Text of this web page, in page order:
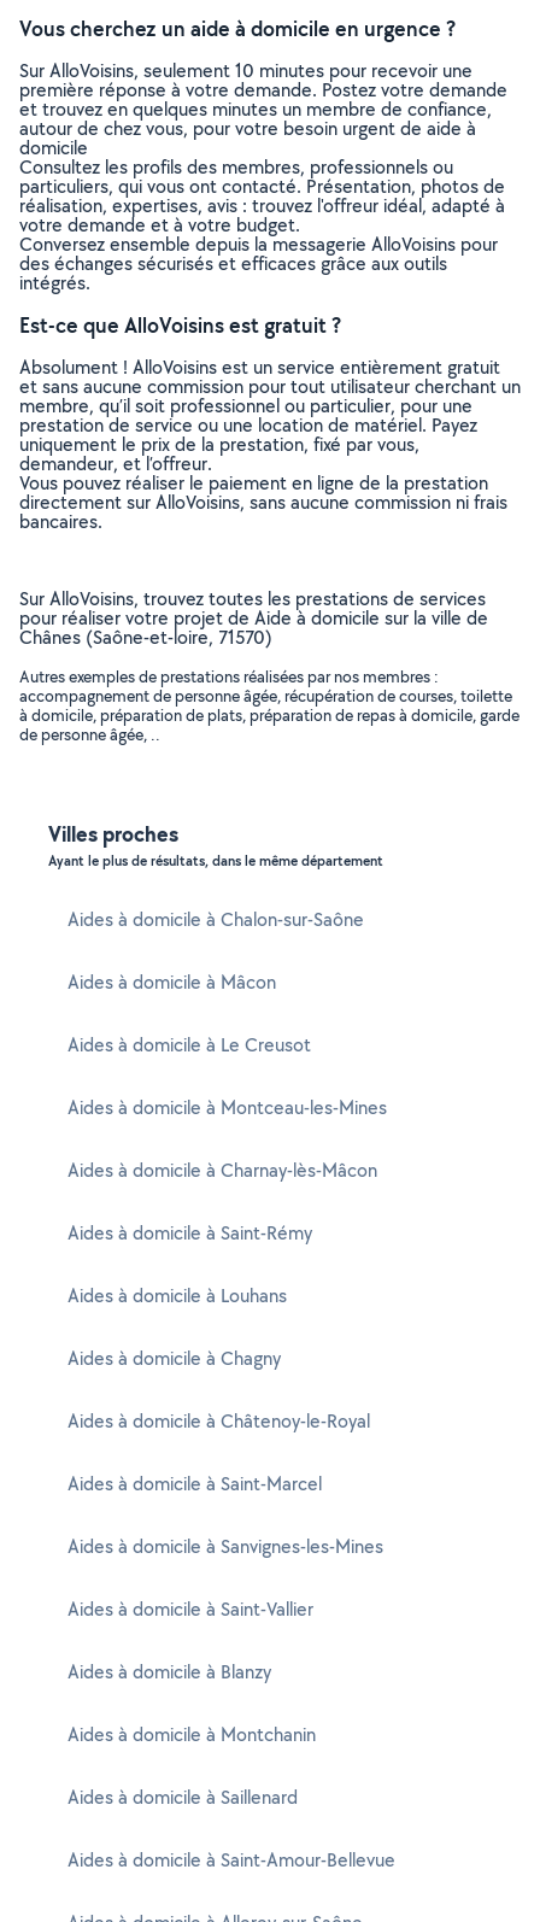
Vous cherchez un aide à domicile en urgence ?
Sur AlloVoisins, seulement 10 minutes pour recevoir une
première réponse à votre demande. Postez votre demande
et trouvez en quelques minutes un membre de confiance,
autour de chez vous, pour votre besoin urgent de aide à
domicile
Consultez les profils des membres, professionnels ou
particuliers, qui vous ont contacté. Présentation, photos de
réalisation, expertises, avis : trouvez l'offreur idéal, adapté à
votre demande et à votre budget.
Conversez ensemble depuis la messagerie AlloVoisins pour
des échanges sécurisés et efficaces grâce aux outils
intégrés.
Est-ce que AlloVoisins est gratuit ?
Absolument ! AlloVoisins est un service entièrement gratuit
et sans aucune commission pour tout utilisateur cherchant un
membre, qu’il soit professionnel ou particulier, pour une
prestation de service ou une location de matériel. Payez
uniquement le prix de la prestation, fixé par vous,
demandeur, et l’offreur.
Vous pouvez réaliser le paiement en ligne de la prestation
directement sur AlloVoisins, sans aucune commission ni frais
bancaires.
Sur AlloVoisins, trouvez toutes les prestations de services
pour réaliser votre projet de Aide à domicile sur la ville de
Chânes (Saône-et-loire, 71570)
Autres exemples de prestations réalisées par nos membres :
accompagnement de personne âgée, récupération de courses, toilette
à domicile, préparation de plats, préparation de repas à domicile, garde
de personne âgée, ..
Villes proches
Ayant le plus de résultats, dans le même département
Aides à domicile à Chalon-sur-Saône
Aides à domicile à Mâcon
Aides à domicile à Le Creusot
Aides à domicile à Montceau-les-Mines
Aides à domicile à Charnay-lès-Mâcon
Aides à domicile à Saint-Rémy
Aides à domicile à Louhans
Aides à domicile à Chagny
Aides à domicile à Châtenoy-le-Royal
Aides à domicile à Saint-Marcel
Aides à domicile à Sanvignes-les-Mines
Aides à domicile à Saint-Vallier
Aides à domicile à Blanzy
Aides à domicile à Montchanin
Aides à domicile à Saillenard
Aides à domicile à Saint-Amour-Bellevue